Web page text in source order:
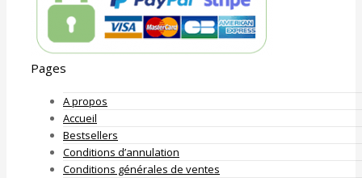
Pages
A propos
Accueil
Bestsellers
Conditions d’annulation
Conditions générales de ventes